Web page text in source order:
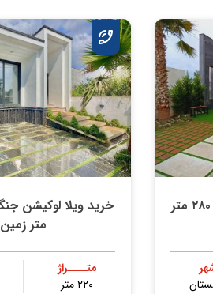
خرید ویلا متریال درجه یک ۲۸۰ متر
متر زمین
متــــراژ
۲۲۰ متر